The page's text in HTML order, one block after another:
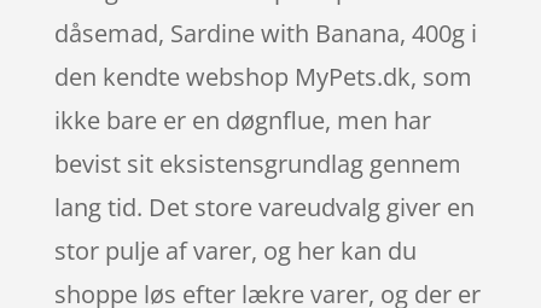
dåsemad, Sardine with Banana, 400g i
den kendte webshop MyPets.dk, som
ikke bare er en døgnflue, men har
bevist sit eksistensgrundlag gennem
lang tid. Det store vareudvalg giver en
stor pulje af varer, og her kan du
shoppe løs efter lækre varer, og der er